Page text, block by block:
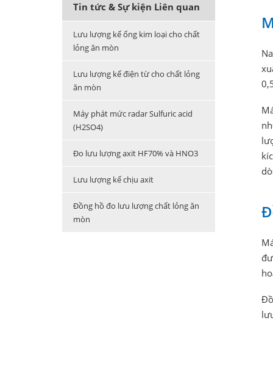
Tin tức & Sự kiện Liên quan
Lưu lượng kế ống kim loại cho chất
lỏng ăn mòn
Lưu lượng kế điện từ cho chất lỏng
ăn mòn
Máy phát mức radar Sulfuric acid
(H2SO4)
Đo lưu lượng axit HF70% và HNO3
Lưu lượng kế chịu axit
Đồng hồ đo lưu lượng chất lỏng ăn
mòn